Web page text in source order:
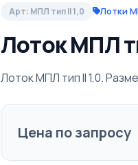
Арт: МПЛ тип II 1,0 Лотки
Лоток МПЛ
Лоток МПЛ тип II 1,0.
Цена по запросу